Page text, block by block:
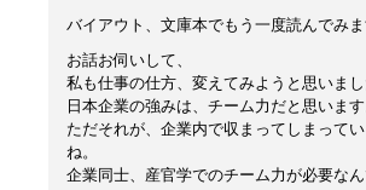
バイアウト、文庫本でもう一度読んでみま
お話お伺いして、
私も仕事の仕方、変えてみようと思いまし
日本企業の強みは、チーム力だと思います
ただそれが、企業内で収まってしまって
ね。
企業同士、産官学でのチーム力が必要なん